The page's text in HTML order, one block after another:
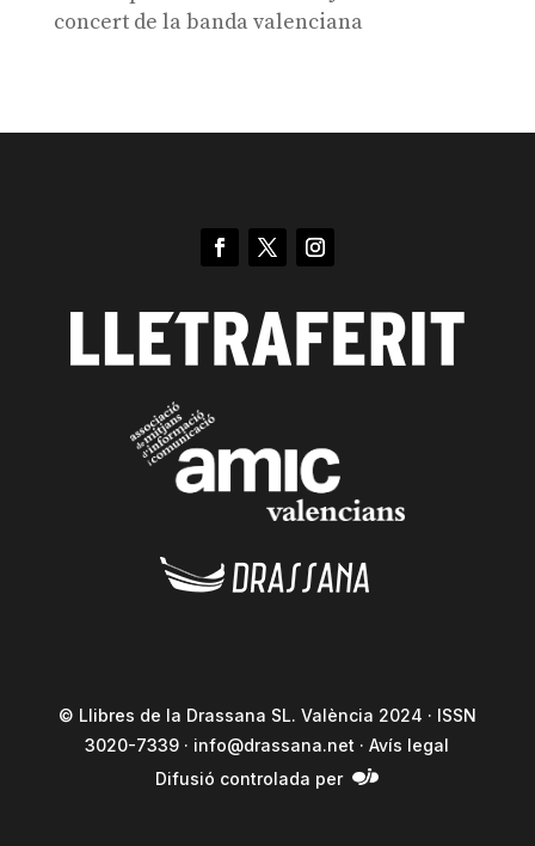
concert de la banda valenciana
© Llibres de la Drassana SL. València 2024 · ISSN
3020-7339 · info@drassana.net ·Avís legal
Difusió controlada per